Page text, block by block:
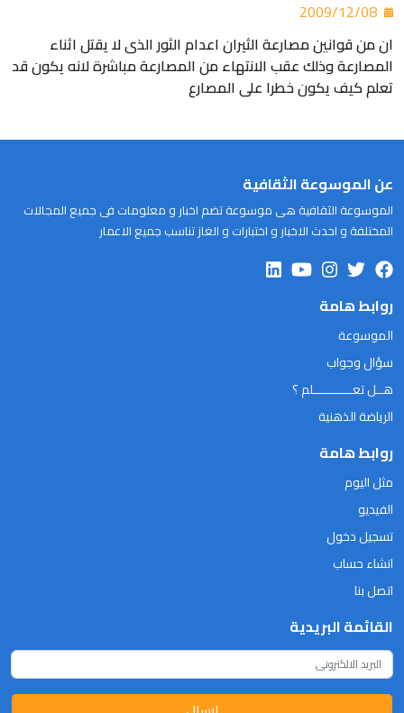
ان من قوانين مصارعة الثيران اعدام الثور الذى لا يقتل اثناء
المصارعة وذلك عقب الانتهاء من المصارعة مباشرة لانه يكون قد
تعلم كيف يكون خطرا على المصارع
عن الموسوعة الثقافية
الموسوعة الثقافية هى موسوعة تضم اخبار و معلومات فى جميع المجالات
المختلفة و احدث الاخبار و اختبارات و الغاز تناسب جميع الاعمار
روابط هامة
الموسوعة
سؤال وجواب
هــل تعـــــــــــلم ؟
الرياضة الذهنية
روابط هامة
مثل اليوم
الفيديو
تسجيل دخول
انشاء حساب
اتصل بنا
القائمة البريدية